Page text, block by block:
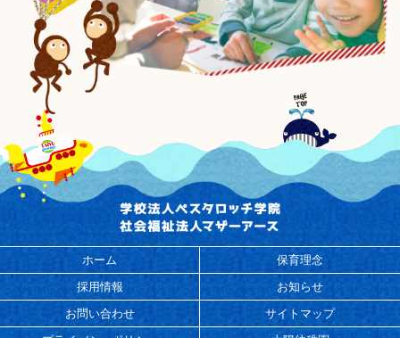
ホーム
保育理念
採用情報
お知らせ
お問い合わせ
サイトマップ